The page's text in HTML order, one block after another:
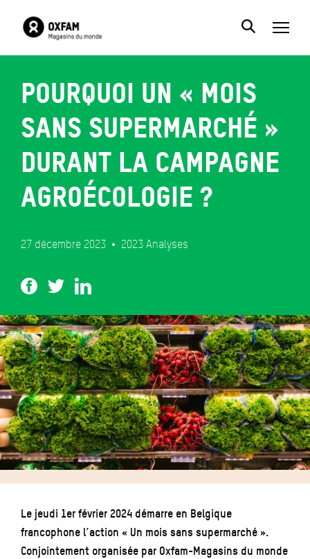
Pourquoi un « mois
sans supermarché »
durant la campagne
agroécologie ?
27 décembre 2023 2023 Analyses
Le jeudi 1er février 2024 démarre en Belgique
francophone l’action « Un mois sans supermarché ».
Conjointement organisée par Oxfam-Magasins du monde